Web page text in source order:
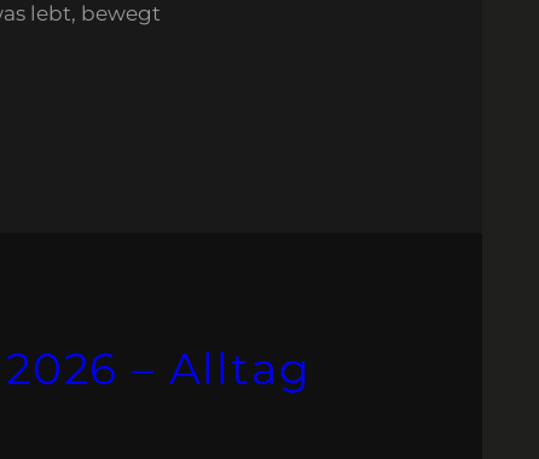
lebt, bewegt
– Alltag